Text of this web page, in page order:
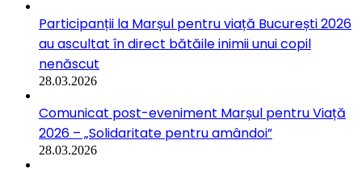
Participanții la Marșul pentru viață București 2026
au ascultat în direct bătăile inimii unui copil
nenăscut
28.03.2026
Comunicat post-eveniment Marșul pentru Viață
2026 – „Solidaritate pentru amândoi”
28.03.2026